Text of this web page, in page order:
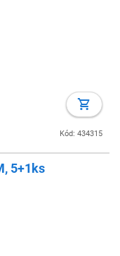
Kód: 434315
5+1ks